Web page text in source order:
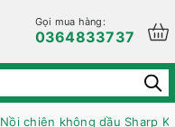
Gọi mua hàng:
0364833737
Nồi chiên không dầu Sharp